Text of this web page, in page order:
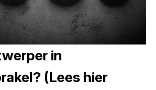
in
(Lees hier